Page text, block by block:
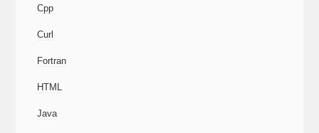
Cpp
Curl
Fortran
HTML
Java